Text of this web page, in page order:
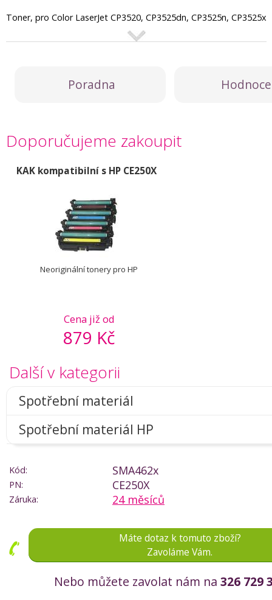
Toner, pro Color LaserJet CP3520, CP3525dn, CP3525n, CP3525x
Poradna
Doporučujeme zakoupit
KAK kompatibilní s HP CE250X
Cena již od
879 Kč
Neoriginální tonery pro HP
Další v kategorii
Spotřební materiál
Spotřební materiál HP
Kód: SMA462x
PN: CE250X
Záruka: 24 měsíců
Máte dotaz k tomuto zboží?
Zavoláme Vám.
Nebo můžete zavolat nám na 326 729